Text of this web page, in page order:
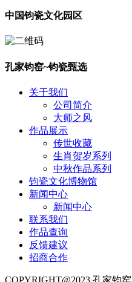
中国钧瓷文化园区
孔家钧窑~钧瓷甄选
关于我们
公司简介
大师之风
作品展示
传世收藏
生肖贺岁系列
中秋作品系列
钧瓷文化博物馆
新闻中心
新闻中心
联系我们
作品查询
反馈建议
招商合作
COPYRIGHT@2023 孔家钧窑